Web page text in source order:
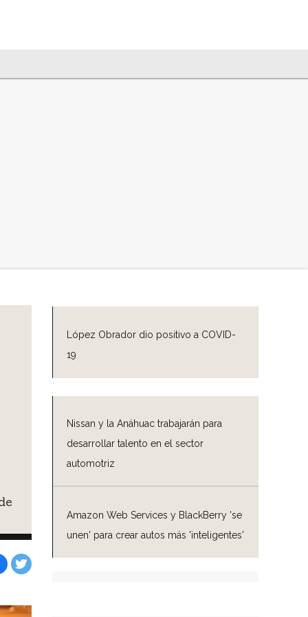
López Obrador dio positivo a COVID-
19
Nissan y la Anáhuac trabajarán para
desarrollar talento en el sector
automotriz
Amazon Web Services y BlackBerry 'se
unen' para crear autos más 'inteligentes'